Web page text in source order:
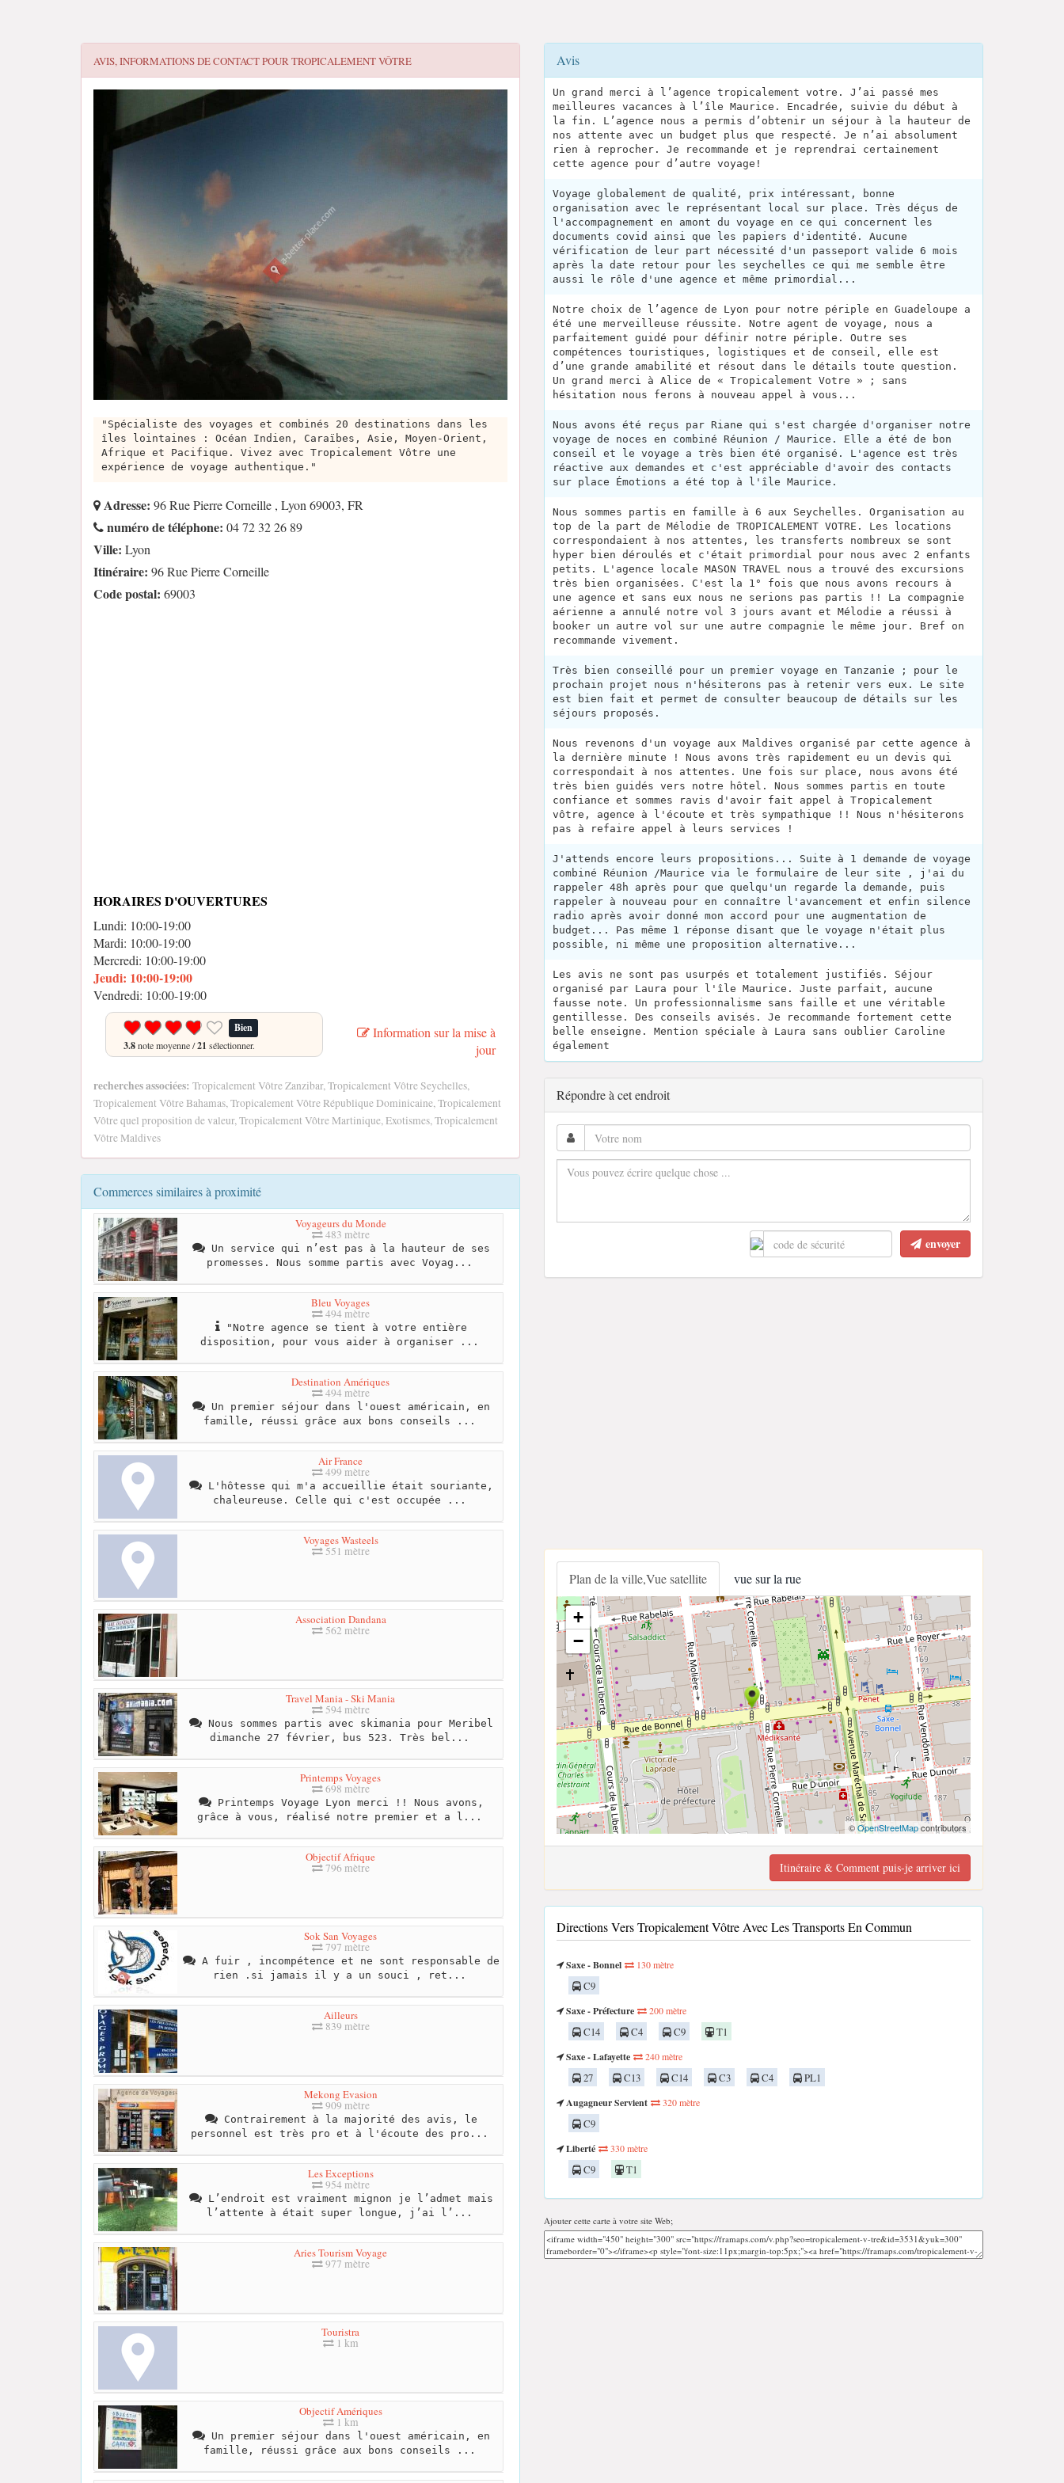
AVIS, INFORMATIONS DE CONTACT POURTROPICALEMENT VÔTRE
"Spécialiste des voyages et combinés 20 destinations dans les
îles lointaines : Océan Indien, Caraïbes, Asie, Moyen-Orient,
Afrique et Pacifique. Vivez avec Tropicalement Vôtre une
expérience de voyage authentique."
Adresse: 96 Rue Pierre Corneille , Lyon 69003, FR
numéro de téléphone: 04 72 32 26 89
Ville: Lyon
Itinéraire: 96 Rue Pierre Corneille
Code postal: 69003
HORAIRES D'OUVERTURES
Lundi: 10:00-19:00
Mardi: 10:00-19:00
Mercredi: 10:00-19:00
Jeudi: 10:00-19:00
Vendredi: 10:00-19:00
Bien
3.8note moyenne /21 sélectionner.
Information sur la mise à
jour
recherches associées: Tropicalement Vôtre Zanzibar, Tropicalement Vôtre Seychelles,
Tropicalement Vôtre Bahamas, Tropicalement Vôtre République Dominicaine, Tropicalement
Vôtre quel proposition de valeur, Tropicalement Vôtre Martinique, Exotismes, Tropicalement
Vôtre Maldives
Commerces similaires à proximité
Voyageurs du Monde
483 mètre
Un service qui n’est pas à la hauteur de ses
promesses. Nous somme partis avec Voyag...
Bleu Voyages
494 mètre
"Notre agence se tient à votre entière
disposition, pour vous aider à organiser ...
Destination Amériques
494 mètre
Un premier séjour dans l'ouest américain, en
famille, réussi grâce aux bons conseils ...
Air France
499 mètre
L'hôtesse qui m'a accueillie était souriante,
chaleureuse. Celle qui c'est occupée ...
Voyages Wasteels
551 mètre
Association Dandana
562 mètre
Travel Mania - Ski Mania
594 mètre
Nous sommes partis avec skimania pour Meribel
dimanche 27 février, bus 523. Très bel...
Printemps Voyages
698 mètre
Printemps Voyage Lyon merci !! Nous avons,
grâce à vous, réalisé notre premier et a l...
Objectif Afrique
796 mètre
Sok San Voyages
797 mètre
A fuir , incompétence et ne sont responsable de
rien .si jamais il y a un souci , ret...
Ailleurs
839 mètre
Mekong Evasion
909 mètre
Contrairement à la majorité des avis, le
personnel est très pro et à l'écoute des pro...
Les Exceptions
954 mètre
L’endroit est vraiment mignon je l’admet mais
l’attente à était super longue, j’ai l’...
Aries Tourism Voyage
977 mètre
Touristra
1 km
Objectif Amériques
1 km
Un premier séjour dans l'ouest américain, en
famille, réussi grâce aux bons conseils ...
Avis
Un grand merci à l’agence tropicalement votre. J’ai passé mes
meilleures vacances à l’île Maurice. Encadrée, suivie du début à
la fin. L’agence nous a permis d’obtenir un séjour à la hauteur de
nos attente avec un budget plus que respecté. Je n’ai absolument
rien à reprocher. Je recommande et je reprendrai certainement
cette agence pour d’autre voyage!
Voyage globalement de qualité, prix intéressant, bonne
organisation avec le représentant local sur place. Très déçus de
l'accompagnement en amont du voyage en ce qui concernent les
documents covid ainsi que les papiers d'identité. Aucune
vérification de leur part nécessité d'un passeport valide 6 mois
après la date retour pour les seychelles ce qui me semble être
aussi le rôle d'une agence et même primordial...
Notre choix de l’agence de Lyon pour notre périple en Guadeloupe a
été une merveilleuse réussite. Notre agent de voyage, nous a
parfaitement guidé pour définir notre périple. Outre ses
compétences touristiques, logistiques et de conseil, elle est
d’une grande amabilité et résout dans le détails toute question.
Un grand merci à Alice de « Tropicalement Votre » ; sans
hésitation nous ferons à nouveau appel à vous...
Nous avons été reçus par Riane qui s'est chargée d'organiser notre
voyage de noces en combiné Réunion / Maurice. Elle a été de bon
conseil et le voyage a très bien été organisé. L'agence est très
réactive aux demandes et c'est appréciable d'avoir des contacts
sur place Émotions a été top à l'île Maurice.
Nous sommes partis en famille à 6 aux Seychelles. Organisation au
top de la part de Mélodie de TROPICALEMENT VOTRE. Les locations
correspondaient à nos attentes, les transferts nombreux se sont
hyper bien déroulés et c'était primordial pour nous avec 2 enfants
petits. L'agence locale MASON TRAVEL nous a trouvé des excursions
très bien organisées. C'est la 1° fois que nous avons recours à
une agence et sans eux nous ne serions pas partis !! La compagnie
aérienne a annulé notre vol 3 jours avant et Mélodie a réussi à
booker un autre vol sur une autre compagnie le même jour. Bref on
recommande vivement.
Très bien conseillé pour un premier voyage en Tanzanie ; pour le
prochain projet nous n'hésiterons pas à retenir vers eux. Le site
est bien fait et permet de consulter beaucoup de détails sur les
séjours proposés.
Nous revenons d'un voyage aux Maldives organisé par cette agence à
la dernière minute ! Nous avons très rapidement eu un devis qui
correspondait à nos attentes. Une fois sur place, nous avons été
très bien guidés vers notre hôtel. Nous sommes partis en toute
confiance et sommes ravis d'avoir fait appel à Tropicalement
vôtre, agence à l'écoute et très sympathique !! Nous n'hésiterons
pas à refaire appel à leurs services !
J'attends encore leurs propositions... Suite à 1 demande de voyage
combiné Réunion /Maurice via le formulaire de leur site , j'ai du
rappeler 48h après pour que quelqu'un regarde la demande, puis
rappeler à nouveau pour en connaître l'avancement et enfin silence
radio après avoir donné mon accord pour une augmentation de
budget... Pas même 1 réponse disant que le voyage n'était plus
possible, ni même une proposition alternative...
Les avis ne sont pas usurpés et totalement justifiés. Séjour
organisé par Laura pour l'île Maurice. Juste parfait, aucune
fausse note. Un professionnalisme sans faille et une véritable
gentillesse. Des conseils avisés. Je recommande fortement cette
belle enseigne. Mention spéciale à Laura sans oublier Caroline
également
Répondre à cet endroit
envoyer
Plan de la ville,Vue satellite vue sur la rue
+
−
©OpenStreetMapcontributors
Itinéraire & Comment puis-je arriver ici
Directions Vers Tropicalement Vôtre Avec Les Transports En Commun
Saxe - Bonnel 130 mètre
C9
Saxe - Préfecture
200 mètre
C14 C4 C9
T1
Saxe - Lafayette
240 mètre
27 C13 C14 C3 C4
PL1
Augagneur Servient
320 mètre
C9
Liberté
330 mètre
C9 T1
Ajouter cette carte à votre site Web;